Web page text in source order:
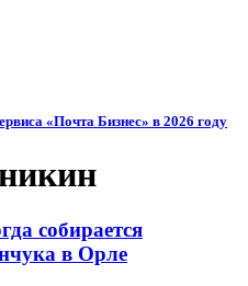
«Почта Бизнес» в 2026 году
собирается
в Орле